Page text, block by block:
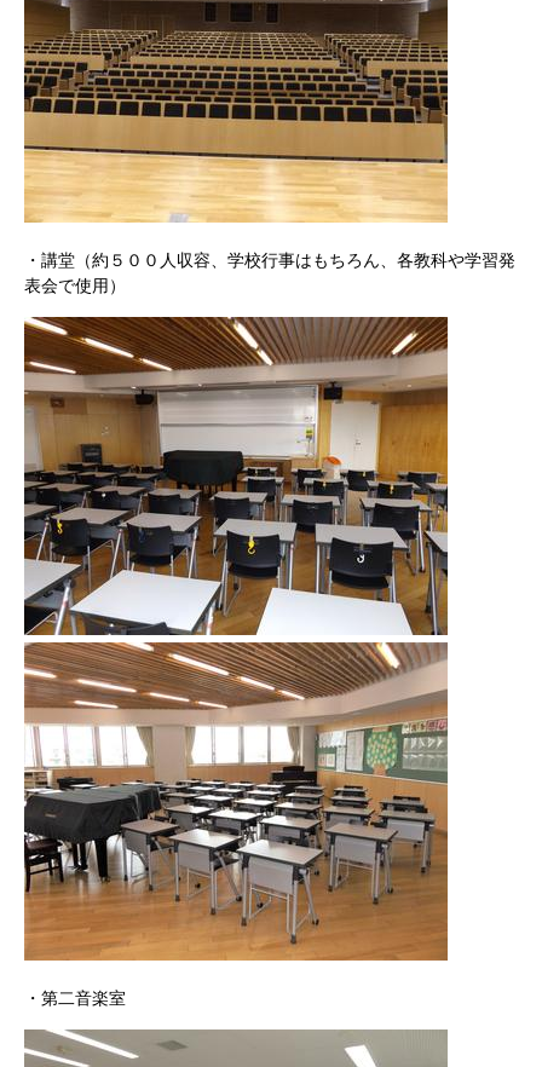
・講堂（約５００人収容、学校行事はもちろん、各教科や学習発
表会で使用）
・第二音楽室